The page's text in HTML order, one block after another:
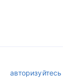
авторизуйтесь